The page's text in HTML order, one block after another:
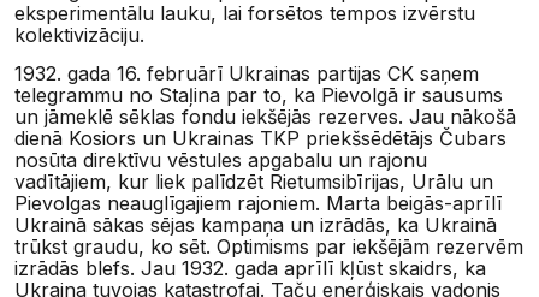
eksperimentālu lauku, lai forsētos tempos izvērstu
kolektivizāciju.
1932. gada 16. februārī Ukrainas partijas CK saņem
telegrammu no Staļina par to, ka Pievolgā ir sausums
un jāmeklē sēklas fondu iekšējās rezerves. Jau nākošā
dienā Kosiors un Ukrainas TKP priekšsēdētājs Čubars
nosūta direktīvu vēstules apgabalu un rajonu
vadītājiem, kur liek palīdzēt Rietumsibīrijas, Urālu un
Pievolgas neauglīgajiem rajoniem. Marta beigās-aprīlī
Ukrainā sākas sējas kampaņa un izrādās, ka Ukrainā
trūkst graudu, ko sēt. Optimisms par iekšējām rezervēm
izrādās blefs. Jau 1932. gada aprīlī kļūst skaidrs, ka
Ukraina tuvojas katastrofai. Taču enerģiskais vadonis